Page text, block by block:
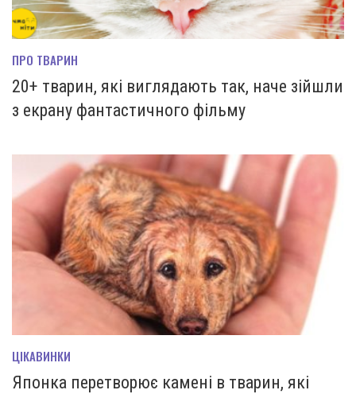
ПРО ТВАРИН
20+ тварин, які виглядають так, наче зійшли
з екрану фантастичного фільму
ЦІКАВИНКИ
Японка перетворює камені в тварин, які